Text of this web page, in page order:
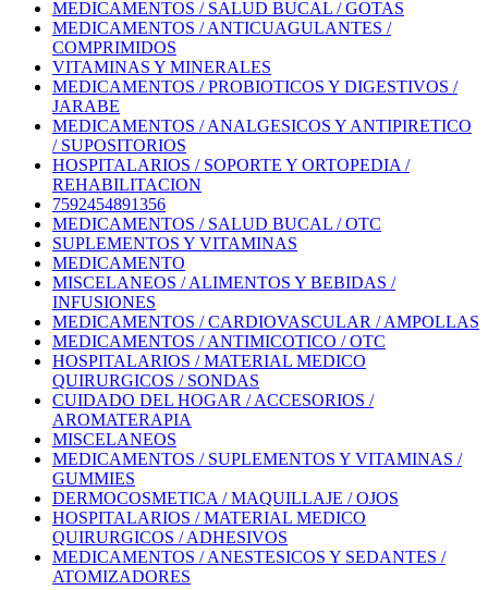
MEDICAMENTOS / SALUD BUCAL / GOTAS
MEDICAMENTOS / ANTICUAGULANTES /
COMPRIMIDOS
VITAMINAS Y MINERALES
MEDICAMENTOS / PROBIOTICOS Y DIGESTIVOS /
JARABE
MEDICAMENTOS / ANALGESICOS Y ANTIPIRETICO
/ SUPOSITORIOS
HOSPITALARIOS / SOPORTE Y ORTOPEDIA /
REHABILITACION
7592454891356
MEDICAMENTOS / SALUD BUCAL / OTC
SUPLEMENTOS Y VITAMINAS
MEDICAMENTO
MISCELANEOS / ALIMENTOS Y BEBIDAS /
INFUSIONES
MEDICAMENTOS / CARDIOVASCULAR / AMPOLLAS
MEDICAMENTOS / ANTIMICOTICO / OTC
HOSPITALARIOS / MATERIAL MEDICO
QUIRURGICOS / SONDAS
CUIDADO DEL HOGAR / ACCESORIOS /
AROMATERAPIA
MISCELANEOS
MEDICAMENTOS / SUPLEMENTOS Y VITAMINAS /
GUMMIES
DERMOCOSMETICA / MAQUILLAJE / OJOS
HOSPITALARIOS / MATERIAL MEDICO
QUIRURGICOS / ADHESIVOS
MEDICAMENTOS / ANESTESICOS Y SEDANTES /
ATOMIZADORES